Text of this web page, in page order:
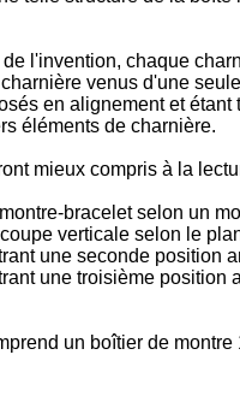
l'invention, chaque
venus d'une
en alignement et
éléments de charnière.
mieux compris à la
bracelet selon un
verticale selon le
une seconde position
une troisième position
un boîtier de